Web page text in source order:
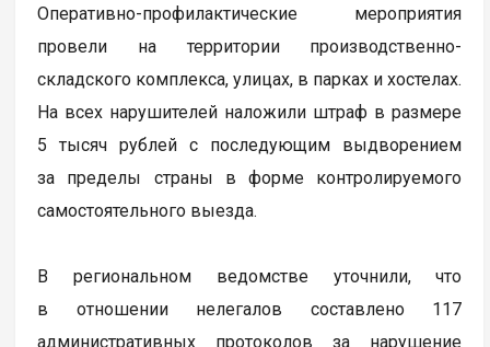
Оперативно-профилактические мероприятия
провели на территории производственно-
складского комплекса, улицах, в парках и хостелах.
На всех нарушителей наложили штраф в размере
5 тысяч рублей с последующим выдворением
за пределы страны в форме контролируемого
самостоятельного выезда.
В региональном ведомстве уточнили, что
в отношении нелегалов составлено 117
административных протоколов за нарушение